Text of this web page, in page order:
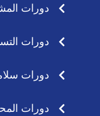
دورات
دورات
دورات
دورات